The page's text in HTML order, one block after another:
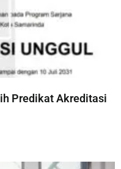
Predikat Akreditasi